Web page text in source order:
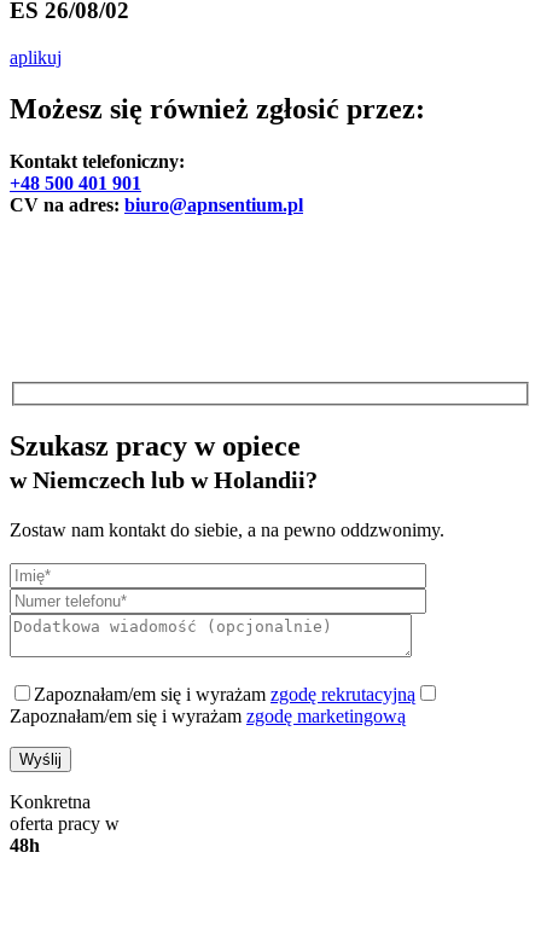
ES 26/08/02
aplikuj
Możesz się również zgłosić przez:
Kontakt telefoniczny:
+48 500 401 901
CV na adres: biuro@apnsentium.pl
Szukasz pracy w opiece
w Niemczech lub w Holandii?
Zostaw nam kontakt do siebie, a na pewno oddzwonimy.
Zapoznałam/em się i wyrażam zgodę rekrutacyjną
Zapoznałam/em się i wyrażam zgodę marketingową
Konkretna
oferta pracy w
48h